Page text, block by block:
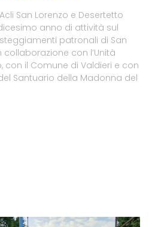
San Lorenzo e Desertetto
anno di attività sul
patronali di San
collaborazione con l’Unità
con il Comune di Valdieri e con
Santuario della Madonna del